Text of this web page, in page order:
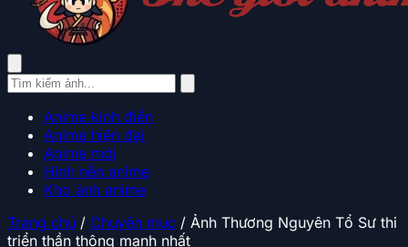
Anime kinh điển
Anime hiện đại
Anime mới
Hình nền anime
Kho ảnh anime
Trang chủ / Chuyên mục / Ảnh Thương Nguyên Tổ Sư thi
triển thần thông mạnh nhất